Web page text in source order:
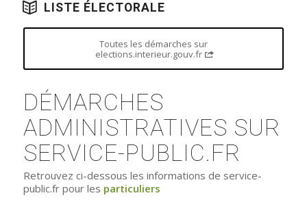
LISTE ÉLECTORALE
Toutes les démarches sur
elections.interieur.gouv.fr
DÉMARCHES
ADMINISTRATIVES SUR
SERVICE-PUBLIC.FR
Retrouvez ci-dessous les informations de service-
public.fr pour les particuliers